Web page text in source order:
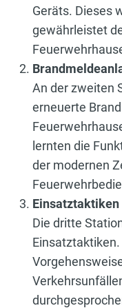
Geräts. Dieses
gewährleistet
An der zweiten
erneuerte
lernten die
der modernen
Einsatztaktiken
Die dritte